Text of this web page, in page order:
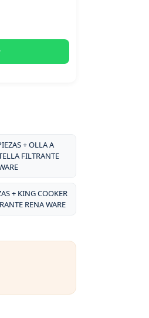
+ OLLA A
FILTRANTE
+ KING COOKER
RENA WARE